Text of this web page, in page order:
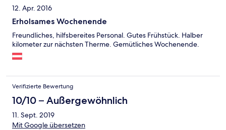
12. Apr. 2016
Erholsames Wochenende
Freundliches, hilfsbereites Personal. Gutes Frühstück. Halber
kilometer zur nächsten Therme. Gemütliches Wochenende.
Verifizierte Bewertung
10/10 – Außergewöhnlich
11. Sept. 2019
Mit Google übersetzen